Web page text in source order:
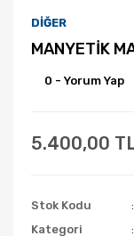
DİĞER
MANYETİK
0 - Yorum Yap
5.400,00
Stok Kodu
Kategori